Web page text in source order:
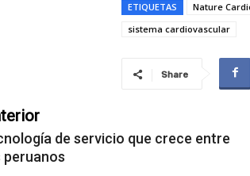
ETIQUETAS Nature
sistema cardiovascular
Share
de servicio que crece entre
peruanos